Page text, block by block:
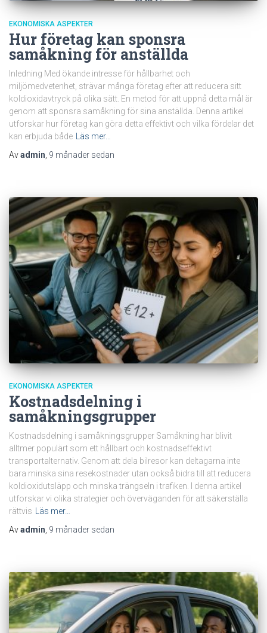
EKONOMISKA ASPEKTER
Hur företag kan sponsra
samåkning för anställda
Inledning Med ökande intresse för hållbarhet och
miljömedvetenhet, strävar många företag efter att reducera sitt
koldioxidavtryck på olika sätt. En metod för att uppnå detta mål är
genom att sponsra samåkning för sina anställda. Denna artikel
utforskar hur företag kan göra detta effektivt och vilka fördelar det
kan erbjuda både Läs mer…
Avadmin 9 månader sedan
EKONOMISKA ASPEKTER
Kostnadsdelning i
samåkningsgrupper
Kostnadsdelning i samåkningsgrupper Samåkning har blivit
alltmer populärt som ett hållbart och kostnadseffektivt
transportalternativ. Genom att dela bilresor kan deltagarna inte
bara minska sina resekostnader utan också bidra till att reducera
koldioxidutsläpp och minska trängseln i trafiken. I denna artikel
utforskar vi olika strategier och överväganden för att säkerställa
rättvis Läs mer…
Avadmin, 9 månader sedan